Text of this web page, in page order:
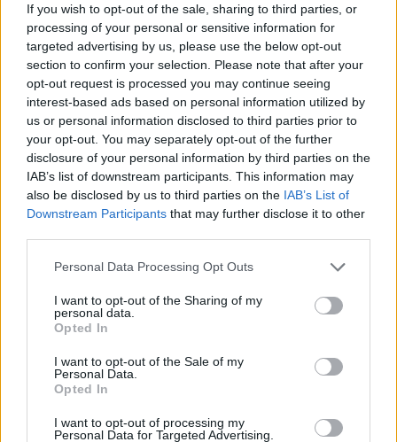
If you wish to opt-out of the sale, sharing to third parties, or
processing of your personal or sensitive information for
targeted advertising by us, please use the below opt-out
section to confirm your selection. Please note that after your
opt-out request is processed you may continue seeing
interest-based ads based on personal information utilized by
us or personal information disclosed to third parties prior to
your opt-out. You may separately opt-out of the further
disclosure of your personal information by third parties on the
IAB’s list of downstream participants. This information may
also be disclosed by us to third parties on the IAB’s List of
Downstream Participants that may further disclose it to other
Please note that this website/app uses one or more Google
not limited to your visit or usage behaviour. You may click to
grant or deny consent to Google and its third-party tags to
use your data for below specified purposes in below Google
consent section.
Personal Data Processing Opt Outs
I want to opt-out of the Sharing of my
personal data.
Opted In
I want to opt-out of the Sale of my
Personal Data.
Opted In
I want to opt-out of processing my
Personal Data for Targeted Advertising.
Šīm3 zodiaka zīmēm
augusts būs īsts murgs – esi
gatavs jau tagad!
pētnieks un mūzikas
apskatnieks Klāss
kasa galvu –
darboties